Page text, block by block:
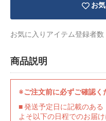
お
お気に入りアイテム登録者数
商品説明
※ご注文前に必ずご確認く
■ 発送予定日に記載のあ
よそ以下の日程でのお届け